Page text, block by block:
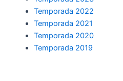
Temporada 2022
Temporada 2021
Temporada 2020
Temporada 2019